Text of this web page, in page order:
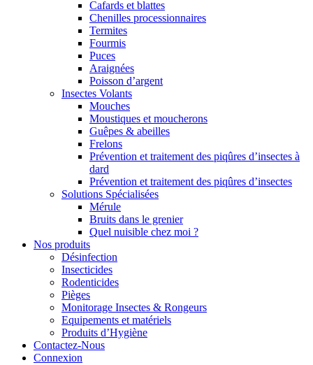
Cafards et blattes
Chenilles processionnaires
Termites
Fourmis
Puces
Araignées
Poisson d’argent
Insectes Volants
Mouches
Moustiques et moucherons
Guêpes & abeilles
Frelons
Prévention et traitement des piqûres d’insectes à
dard
Prévention et traitement des piqûres d’insectes
Solutions Spécialisées
Mérule
Bruits dans le grenier
Quel nuisible chez moi ?
Nos produits
Désinfection
Insecticides
Rodenticides
Pièges
Monitorage Insectes & Rongeurs
Equipements et matériels
Produits d’Hygiène
Contactez-Nous
Connexion